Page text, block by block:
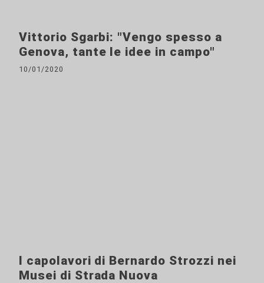
Vittorio Sgarbi: "Vengo spesso a
Genova, tante le idee in campo"
10/01/2020
I capolavori di Bernardo Strozzi nei
Musei di Strada Nuova